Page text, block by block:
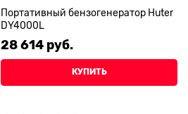
Портативный бензогенератор Huter
DY4000L
28 614 руб.
КУПИТЬ